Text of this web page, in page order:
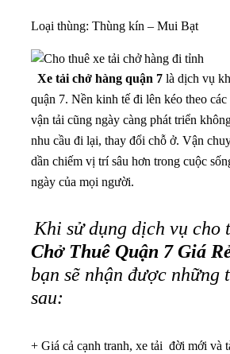
Loại thùng: Thùng kín – Mui Bạt
Xe tải chở hàng quận 7 là dịch vụ
quận 7. Nền kinh tế đi lên kéo theo
vận tải cũng ngày càng phát triển
nhu cầu đi lại, thay đổi chỗ ở. Vận
dần chiếm vị trí sâu hơn trong cuộc
ngày của mọi người.
Khi sử dụng dịch vụ cho
Chở Thuê Quận 7 Giá
bạn sẽ nhận được những
sau:
+ Giá cả cạnh tranh, xe tải đời mới và